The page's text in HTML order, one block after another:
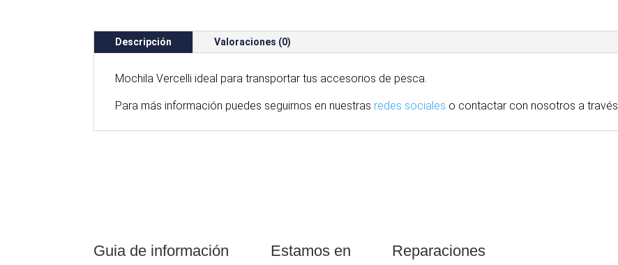
Descripción Valoraciones (0)
Mochila Vercelli ideal para transportar tus accesorios de pesca.
Para más información puedes seguirnos en nuestras redes sociales o contactar con nosotros a través
Guia de información Estamos en Reparaciones